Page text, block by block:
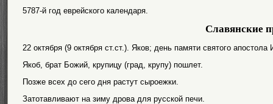
5787-й год еврейского календаря.
Славянские
22 октября (9 октября ст.ст.). Яков; день памяти святого
Якоб, брат Божий, крупицу (град, крупу) пошлет.
Позже всех до сего дня растут сыроежки.
Затотавливают на зиму дрова для русской печи.